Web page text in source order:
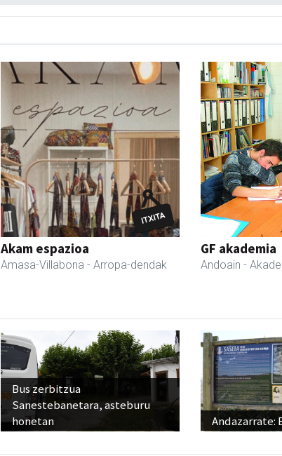
Akam espazioa
Amasa-Villabona - Arropa-dendak
GF akademia
Andoain -
Bus zerbitzua
Sanestebanetara, asteburu
honetan
Andazarrate: